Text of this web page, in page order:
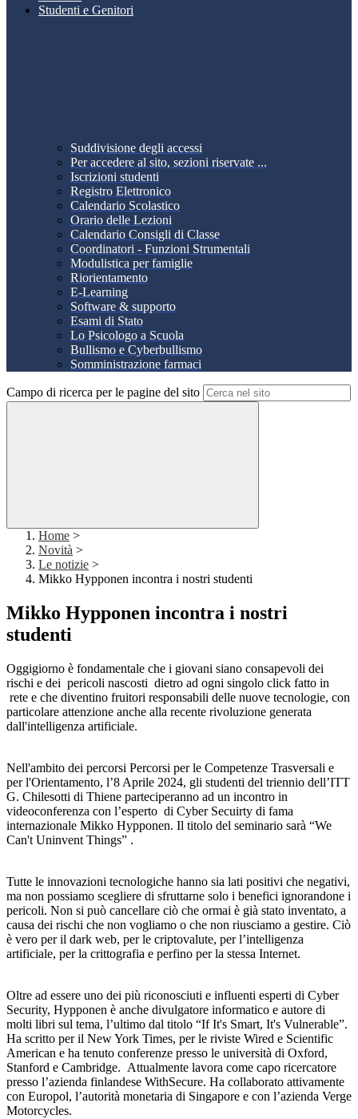
Studenti e Genitori
Suddivisione degli accessi
Per accedere al sito, sezioni riservate ...
Iscrizioni studenti
Registro Elettronico
Calendario Scolastico
Orario delle Lezioni
Calendario Consigli di Classe
Coordinatori - Funzioni Strumentali
Modulistica per famiglie
Riorientamento
E-Learning
Software & supporto
Esami di Stato
Lo Psicologo a Scuola
Bullismo e Cyberbullismo
Somministrazione farmaci
Campo di ricerca per le pagine del sito
Home >
Novità >
Le notizie >
Mikko Hypponen incontra i nostri studenti
Mikko Hypponen incontra i nostri
studenti
Oggigiorno è fondamentale che i giovani siano consapevoli dei
rischi e dei pericoli nascosti dietro ad ogni singolo click fatto in
rete e che diventino fruitori responsabili delle nuove tecnologie, con
particolare attenzione anche alla recente rivoluzione generata
dall'intelligenza artificiale.
Nell'ambito dei percorsi Percorsi per le Competenze Trasversali e
per l'Orientamento, l’8 Aprile 2024, gli studenti del triennio dell’ITT
G. Chilesotti di Thiene parteciperanno ad un incontro in
videoconferenza con l’esperto di Cyber Secuirty di fama
internazionale Mikko Hypponen. Il titolo del seminario sarà “We
Can't Uninvent Things” .
Tutte le innovazioni tecnologiche hanno sia lati positivi che negativi,
ma non possiamo scegliere di sfruttarne solo i benefici ignorandone i
pericoli. Non si può cancellare ciò che ormai è già stato inventato, a
causa dei rischi che non vogliamo o che non riusciamo a gestire. Ciò
è vero per il dark web, per le criptovalute, per l’intelligenza
artificiale, per la crittografia e perfino per la stessa Internet.
Oltre ad essere uno dei più riconosciuti e influenti esperti di Cyber
Security, Hypponen è anche divulgatore informatico e autore di
molti libri sul tema, l’ultimo dal titolo “If It's Smart, It's Vulnerable”.
Ha scritto per il New York Times, per le riviste Wired e Scientific
American e ha tenuto conferenze presso le università di Oxford,
Stanford e Cambridge. Attualmente lavora come capo ricercatore
presso l’azienda finlandese WithSecure. Ha collaborato attivamente
con Europol, l’autorità monetaria di Singapore e con l’azienda Verge
Motorcycles.